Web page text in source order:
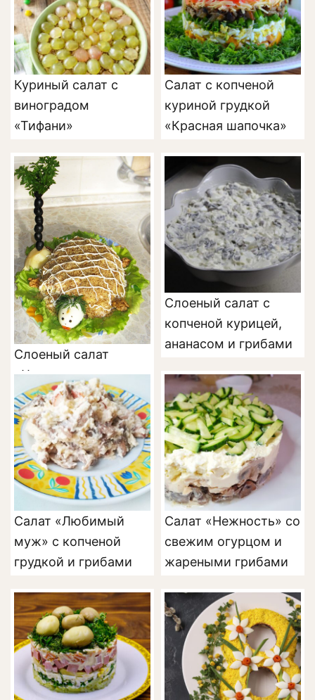
Куриный салат с
виноградом
«Тифани»
Салат с копченой
куриной грудкой
«Красная шапочка»
Слоеный салат
«Черепаха» с
курицей
Слоеный салат с
копченой курицей,
ананасом и грибами
Салат «Любимый
муж» с копченой
грудкой и грибами
Салат «Нежность» со
свежим огурцом и
жареными грибами